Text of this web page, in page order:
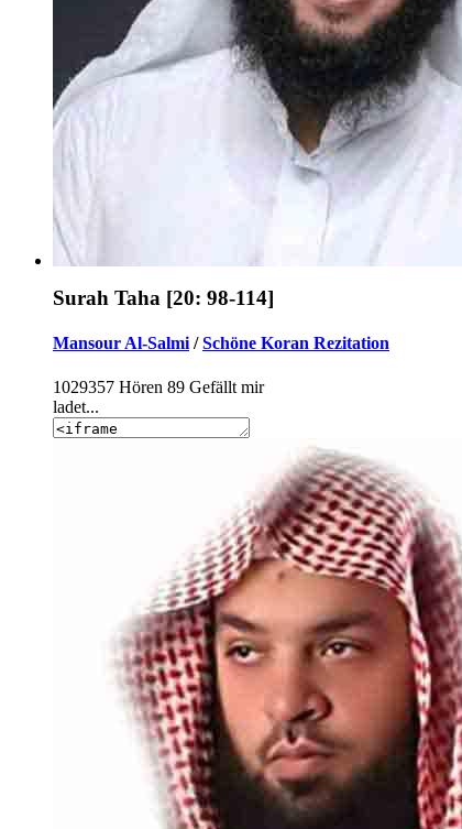
Surah Taha [20: 98-114]
Mansour Al-Salmi/Schöne Koran Rezitation
1029357 Hören 89 Gefällt mir
ladet...